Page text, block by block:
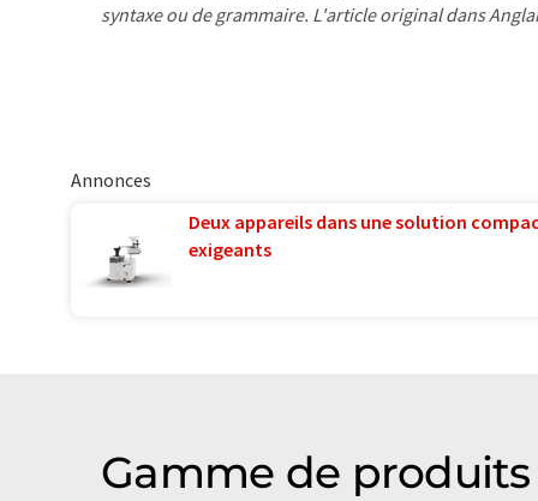
syntaxe ou de grammaire. L'article original dans
Annonces
Deux appareils dans une solution
exigeants
Gamme de